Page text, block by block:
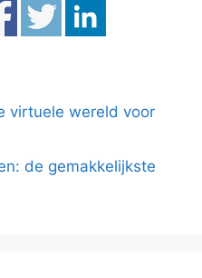
virtuele wereld voor
de gemakkelijkste